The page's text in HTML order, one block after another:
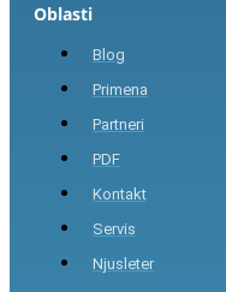
Oblasti
Blog
Primena
Partneri
PDF
Kontakt
Servis
Njusleter